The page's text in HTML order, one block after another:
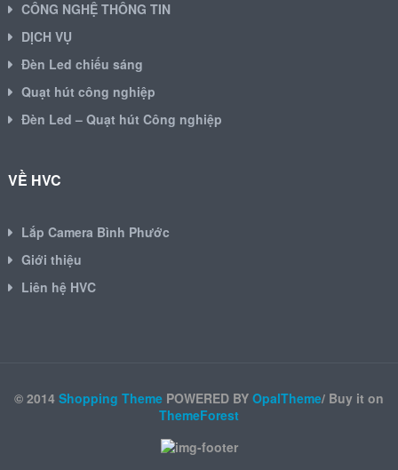
CÔNG NGHỆ THÔNG TIN
DỊCH VỤ
Đèn Led chiếu sáng
Quạt hút công nghiệp
Đèn Led – Quạt hút Công nghiệp
VỀ HVC
Lắp Camera Bình Phước
Giới thiệu
Liên hệ HVC
© 2014 Shopping Theme POWERED BY OpalTheme/ Buy it on
ThemeForest